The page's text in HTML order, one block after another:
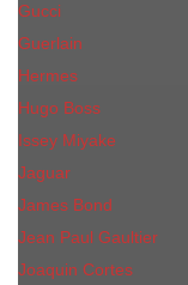
Gucci
Guerlain
Hermes
Hugo Boss
Issey Miyake
Jaguar
James Bond
Jean Paul Gaultier
Joaquin Сortes